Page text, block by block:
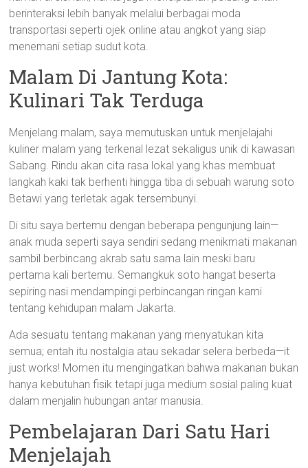
berinteraksi lebih banyak melalui berbagai moda
transportasi seperti ojek online atau angkot yang siap
menemani setiap sudut kota.
Malam Di Jantung Kota:
Kulinari Tak Terduga
Menjelang malam, saya memutuskan untuk menjelajahi
kuliner malam yang terkenal lezat sekaligus unik di kawasan
Sabang. Rindu akan cita rasa lokal yang khas membuat
langkah kaki tak berhenti hingga tiba di sebuah warung soto
Betawi yang terletak agak tersembunyi.
Di situ saya bertemu dengan beberapa pengunjung lain—
anak muda seperti saya sendiri sedang menikmati makanan
sambil berbincang akrab satu sama lain meski baru
pertama kali bertemu. Semangkuk soto hangat beserta
sepiring nasi mendampingi perbincangan ringan kami
tentang kehidupan malam Jakarta.
Ada sesuatu tentang makanan yang menyatukan kita
semua; entah itu nostalgia atau sekadar selera berbeda—it
just works! Momen itu mengingatkan bahwa makanan bukan
hanya kebutuhan fisik tetapi juga medium sosial paling kuat
dalam menjalin hubungan antar manusia.
Pembelajaran Dari Satu Hari
Menjelajah